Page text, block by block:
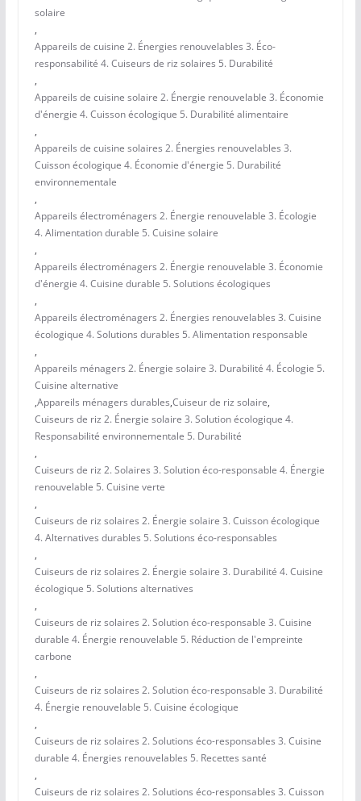
solaire
,
Appareils de cuisine 2. Énergies renouvelables 3. Éco-
responsabilité 4. Cuiseurs de riz solaires 5. Durabilité
,
Appareils de cuisine solaire 2. Énergie renouvelable 3. Économie
d'énergie 4. Cuisson écologique 5. Durabilité alimentaire
,
Appareils de cuisine solaires 2. Énergies renouvelables 3.
Cuisson écologique 4. Économie d'énergie 5. Durabilité
environnementale
,
Appareils électroménagers 2. Énergie renouvelable 3. Écologie
4. Alimentation durable 5. Cuisine solaire
,
Appareils électroménagers 2. Énergie renouvelable 3. Économie
d'énergie 4. Cuisine durable 5. Solutions écologiques
,
Appareils électroménagers 2. Énergies renouvelables 3. Cuisine
écologique 4. Solutions durables 5. Alimentation responsable
,
Appareils ménagers 2. Énergie solaire 3. Durabilité 4. Écologie 5.
Cuisine alternative
,Appareils ménagers durables,Cuiseur de riz solaire,
Cuiseurs de riz 2. Énergie solaire 3. Solution écologique 4.
Responsabilité environnementale 5. Durabilité
,
Cuiseurs de riz 2. Solaires 3. Solution éco-responsable 4. Énergie
renouvelable 5. Cuisine verte
,
Cuiseurs de riz solaires 2. Énergie solaire 3. Cuisson écologique
4. Alternatives durables 5. Solutions éco-responsables
,
Cuiseurs de riz solaires 2. Énergie solaire 3. Durabilité 4. Cuisine
écologique 5. Solutions alternatives
,
Cuiseurs de riz solaires 2. Solution éco-responsable 3. Cuisine
durable 4. Énergie renouvelable 5. Réduction de l'empreinte
carbone
,
Cuiseurs de riz solaires 2. Solution éco-responsable 3. Durabilité
4. Énergie renouvelable 5. Cuisine écologique
,
Cuiseurs de riz solaires 2. Solutions éco-responsables 3. Cuisine
durable 4. Énergies renouvelables 5. Recettes santé
,
Cuiseurs de riz solaires 2. Solutions éco-responsables 3. Cuisson